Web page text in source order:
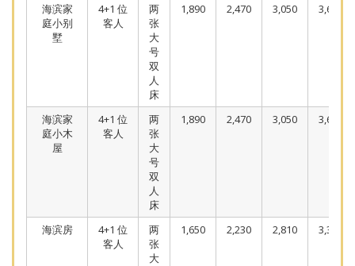
海滨家
庭小别
墅
4+1 位
客人
两
张
大
号
双
人
床
1,890 2,470 3,050 3,630
海滨家
庭小木
屋
4+1 位
客人
两
张
大
号
双
人
床
1,890 2,470 3,050 3,630
海滨房
4+1 位
客人
两
张
大
1,650 2,230 2,810 3,390